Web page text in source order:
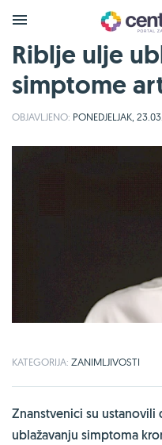
Riblje ulje
simptome
OBJAVLJENO: PONEDJELJAK,
KATEGORIJA: ZANIMLJIVOSTI
Znanstvenici su
ublažavanju simptoma